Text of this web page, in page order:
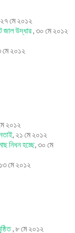
মে ২০১২
জাল উদ্ধার, ৩০ মে ২০১২
মে ২০১২
২০১২
, ২১ মে ২০১২
নিধন হচ্ছে, ৩০ মে
মে ২০১২
, ৮ মে ২০১২